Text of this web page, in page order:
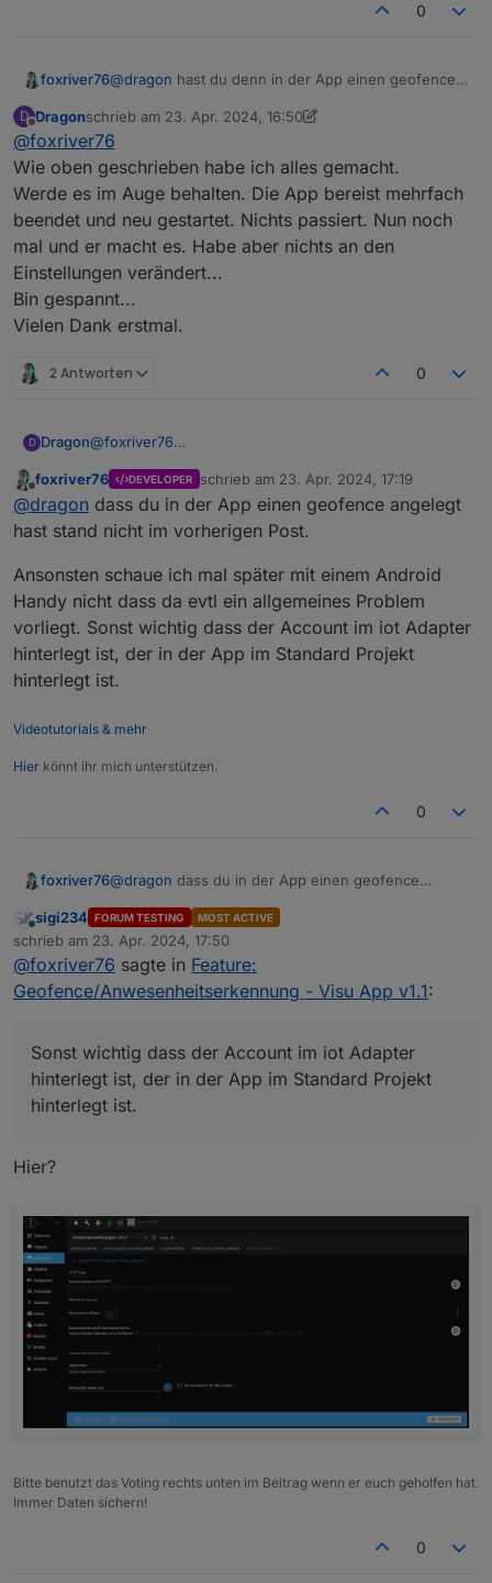
0
foxriver76@dragon hast du denn in der App einen geofence
D
Offline
Dragonschrieb am 23. Apr. 2024, 16:50
zuletzt editiert von Dragon
@foxriver76
Wie oben geschrieben habe ich alles gemacht.
Werde es im Auge behalten. Die App bereist mehrfach
beendet und neu gestartet. Nichts passiert. Nun noch
mal und er macht es. Habe aber nichts an den
Einstellungen verändert...
Bin gespannt...
Vielen Dank erstmal.
2 Antworten 0
D Dragon@foxriver76
Werde es im Auge behalten. Die App bereist mehrfach
beendet und neu gestartet. Nichts passiert. Nun noch
mal und er macht es. Habe aber nichts an den
Einstellungen verändert...
Bin gespannt...
Offline
foxriver76 DEVELOPER schrieb am 23. Apr. 2024, 17:19
zuletzt editiert von
@dragon dass du in der App einen geofence angelegt
hast stand nicht im vorherigen Post.
Ansonsten schaue ich mal später mit einem Android
Handy nicht dass da evtl ein allgemeines Problem
vorliegt. Sonst wichtig dass der Account im iot Adapter
hinterlegt ist, der in der App im Standard Projekt
hinterlegt ist.
Videotutorials & mehr
Hier könnt ihr mich unterstützen.
0
foxriver76@dragon dass du in der App einen geofence
Ansonsten schaue ich mal später mit einem Android
Handy nicht dass da evtl ein allgemeines Problem
vorliegt. Sonst wichtig dass der Account im iot
Adapter hinterlegt ist, der in der App im Standard
Projekt hinterlegt ist.
Online
sigi234 FORUM TESTING MOST ACTIVE
schrieb am 23. Apr. 2024, 17:50
zuletzt editiert von
@foxriver76 sagte in Feature:
Geofence/Anwesenheitserkennung - Visu App v1.1:
Sonst wichtig dass der Account im iot Adapter
hinterlegt ist, der in der App im Standard Projekt
hinterlegt ist.
Hier?
Bitte benutzt das Voting rechts unten im Beitrag wenn er euch geholfen hat.
Immer Daten sichern!
0